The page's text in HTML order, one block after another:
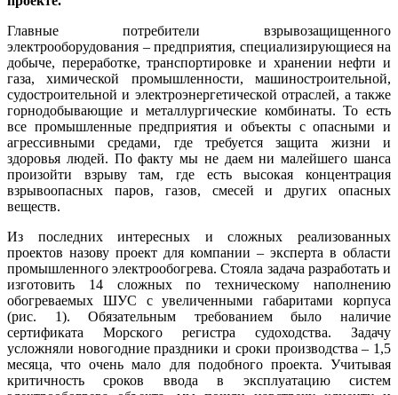
Главные потребители взрывозащищенного
электрооборудования – предприятия, специализирующиеся на
добыче, переработке, транспортировке и хранении нефти и
га­за, химической промышленности, машиностроительной,
судостроительной и электроэнергетической отраслей, а также
горнодобывающие и металлургические комбинаты. То есть
все промышленные предприятия и объекты с опасными и
агрессивными средами, где требуется защита жизни и
здоровья людей. По факту мы не даем ни малейшего шанса
произойти взрыву там, где есть высокая концентрация
взрывоопасных паров, газов, смесей и других опасных
веществ.
Из последних интересных и сложных реализованных
проектов назову проект для компании – эксперта в области
промышленного электрообогрева. Стояла задача разработать и
изготовить 14 сложных по техническому наполнению
обогреваемых ШУС с увеличенными габаритами корпуса
(рис. 1). Обязательным требованием бы­ло наличие
сертификата Морского регистра судоходства. Задачу
усложняли новогодние праздники и сроки производства – 1,5
месяца, что очень ма­ло для подобного проекта. Учитывая
критичность сроков ввода в эксплуатацию систем